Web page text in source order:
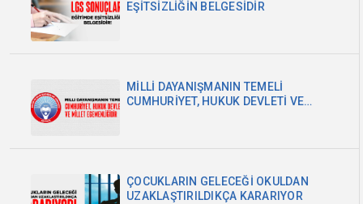
EŞİTSİZLİĞİN BELGESİDİR
MİLLİ DAYANIŞMANIN TEMELİ
CUMHURİYET, HUKUK DEVLETİ VE
ÇOCUKLARIN GELECEĞİ OKULDAN
UZAKLAŞTIRILDIKÇA KARARIYOR